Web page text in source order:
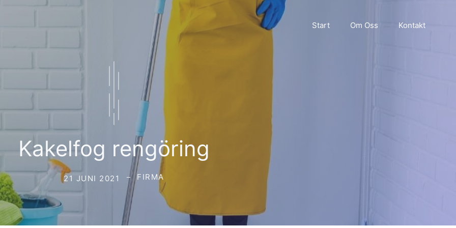
Start Om Oss Kontakt
Kakelfog rengöring
21 JUNI 2021 FIRMA